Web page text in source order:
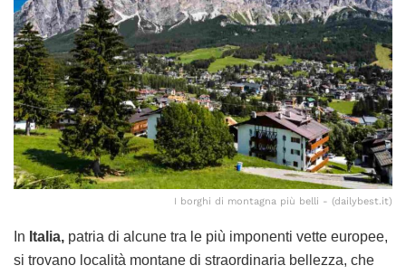
I borghi di montagna più belli - (dailybest.it)
In Italia, patria di alcune tra le più imponenti vette europee,
si trovano località montane di straordinaria bellezza, che